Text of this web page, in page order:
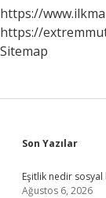
https://
https://
Sitemap
Son Yazılar
Eşitlik nedir sosyal
Ağustos 6, 2026